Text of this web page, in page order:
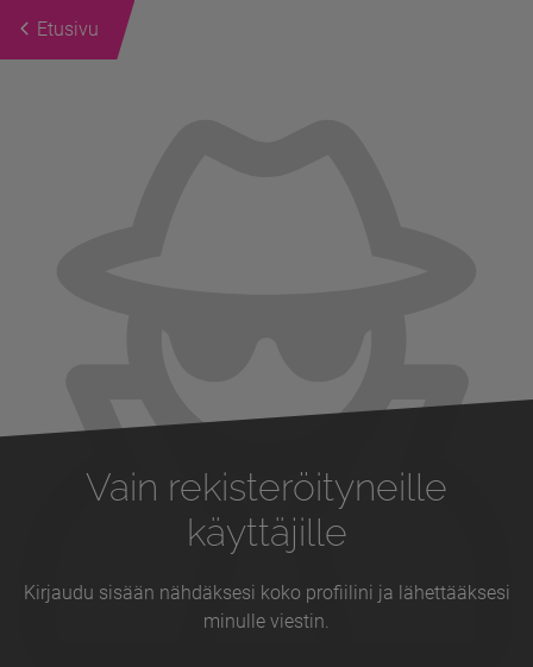
Etusivu
Vain rekisteröityneille
käyttäjille
Kirjaudu sisään nähdäksesi koko profiilini ja lähettääksesi
minulle viestin.